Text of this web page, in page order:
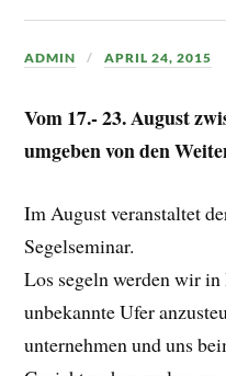
ADMIN APRIL 24, 2015
Vom 17.- 23. August
umgeben von den
Im August veranstaltet
Segelseminar.
Los segeln werden wir
unbekannte Ufer
unternehmen und uns